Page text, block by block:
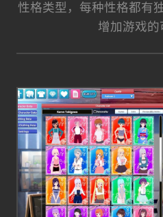
性格类型，每种性格都有
增加游戏的